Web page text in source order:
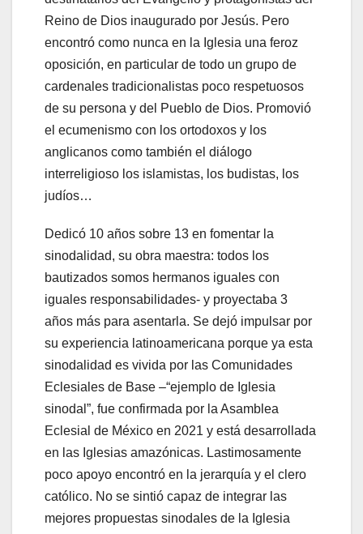
Reino de Dios inaugurado por Jesús. Pero
encontró como nunca en la Iglesia una feroz
oposición, en particular de todo un grupo de
cardenales tradicionalistas poco respetuosos
de su persona y del Pueblo de Dios. Promovió
el ecumenismo con los ortodoxos y los
anglicanos como también el diálogo
interreligioso los islamistas, los budistas, los
judíos…
Dedicó 10 años sobre 13 en fomentar la
sinodalidad, su obra maestra: todos los
bautizados somos hermanos iguales con
iguales responsabilidades- y proyectaba 3
años más para asentarla. Se dejó impulsar por
su experiencia latinoamericana porque ya esta
sinodalidad es vivida por las Comunidades
Eclesiales de Base –“ejemplo de Iglesia
sinodal”, fue confirmada por la Asamblea
Eclesial de México en 2021 y está desarrollada
en las Iglesias amazónicas. Lastimosamente
poco apoyo encontró en la jerarquía y el clero
católico. No se sintió capaz de integrar las
mejores propuestas sinodales de la Iglesia